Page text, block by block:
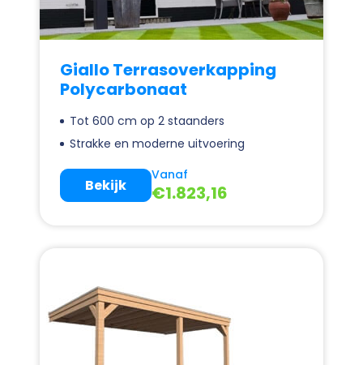
Giallo Terrasoverkapping
Polycarbonaat
Tot 600 cm op 2 staanders
Strakke en moderne uitvoering
Vanaf
€1.823,16
Bekijk